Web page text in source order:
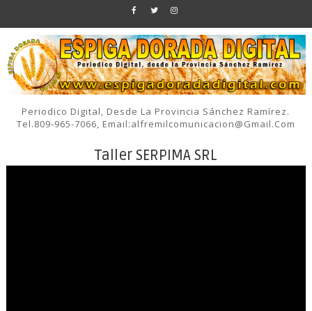
Periodico Digital, Desde La Provincia Sánchez Ramírez.
Tel.809-965-7066, Email:alfremilcomunicacion@gmail.com
Taller SERPIMA SRL